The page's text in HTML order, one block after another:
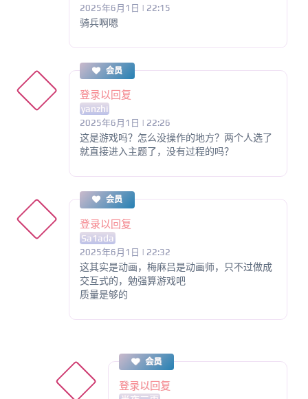
2025年6月1日 | 22:15
骑兵啊嗯
会员
登录以回复
yanzhi
2025年6月1日 | 22:26
这是游戏吗？怎么没操作的地方？两个人选了
就直接进入主题了，没有过程的吗？
会员
登录以回复
Sa1ada
2025年6月1日 | 22:32
这其实是动画，梅麻吕是动画师，只不过做成
交互式的，勉强算游戏吧
质量是够的
会员
登录以回复